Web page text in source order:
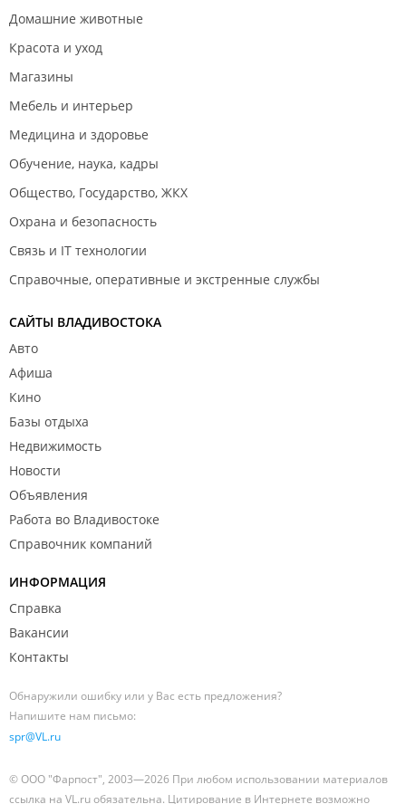
Домашние животные
Красота и уход
Магазины
Мебель и интерьер
Медицина и здоровье
Обучение, наука, кадры
Общество, Государство, ЖКХ
Охрана и безопасность
Связь и IT технологии
Справочные, оперативные и экстренные службы
САЙТЫ ВЛАДИВОСТОКА
Авто
Афиша
Кино
Базы отдыха
Недвижимость
Новости
Объявления
Работа во Владивостоке
Справочник компаний
ИНФОРМАЦИЯ
Справка
Вакансии
Контакты
Обнаружили ошибку или у Вас есть предложения?
Напишите нам письмо:
spr@VL.ru
© ООО "Фарпост", 2003—2026 При любом использовании материалов
ссылка на VL.ru обязательна. Цитирование в Интернете возможно